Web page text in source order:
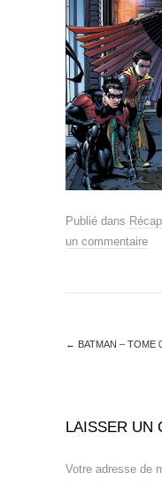
Publié dans
un commentaire
← BATMAN – TOME
LAISSER UN
Votre adresse de